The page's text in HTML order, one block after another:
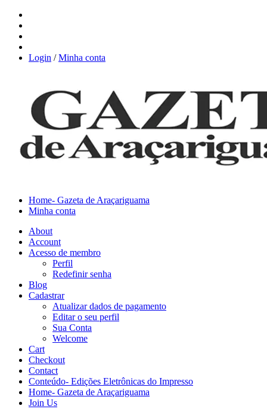
Login / Minha conta
Home- Gazeta de Araçariguama
Minha conta
About
Account
Acesso de membro
Perfil
Redefinir senha
Blog
Cadastrar
Atualizar dados de pagamento
Editar o seu perfil
Sua Conta
Welcome
Cart
Checkout
Contact
Conteúdo- Edições Eletrônicas do Impresso
Home- Gazeta de Araçariguama
Join Us